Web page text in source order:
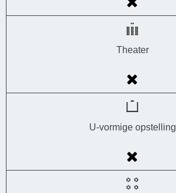
Theater
U-vormige opstelling